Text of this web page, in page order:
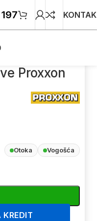
Proxxon
Otoka Vogošća
KREDIT